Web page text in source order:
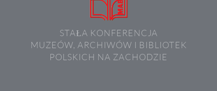
STAŁA KONFERENCJA
MUZEÓW, ARCHIWÓW I BIBLIOTEK
POLSKICH NA ZACHODZIE